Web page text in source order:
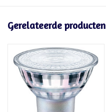
Gerelateerde producten